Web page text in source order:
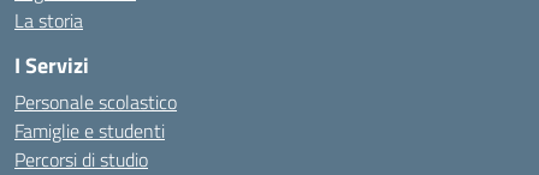
La storia
I Servizi
Personale scolastico
Famiglie e studenti
Percorsi di studio